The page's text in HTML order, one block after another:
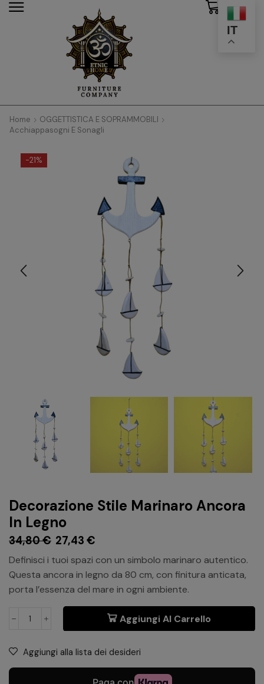
IT
Home
OGGETTISTICA E SOPRAMMOBILI
Acchiappasogni E Sonagli
-21%
Decorazione Stile Marinaro Ancora
In Legno
34,80€ 27,43 €
Definisci i tuoi spazi con un simbolo marinaro autentico.
Questa ancora in legno da 80 cm, con finitura anticata,
porta l’essenza del mare in ogni ambiente.
Aggiungi Al Carrello
Aggiungi alla lista dei desideri